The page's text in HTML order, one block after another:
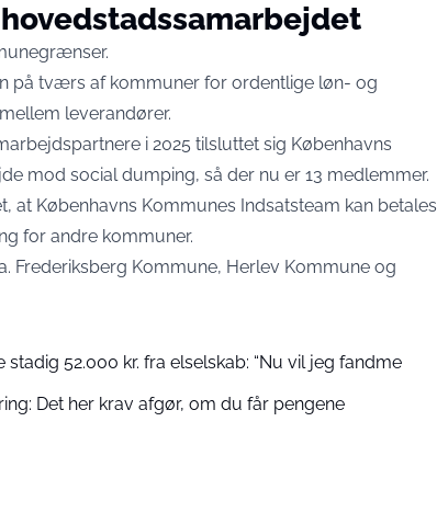
på tværs af kommuner for ordentlige løn- og
leverandører.
i 2025 tilsluttet sig Københavns
mod social dumping, så der nu er 13 medlemmer.
at Københavns Kommunes Indsatsteam kan betales
for andre kommuner.
Frederiksberg Kommune, Herlev Kommune og
52.000 kr. fra elselskab: “Nu vil jeg fandme
Det her krav afgør, om du får pengene